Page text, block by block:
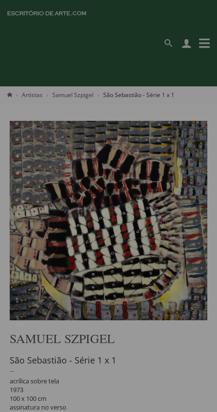
Artistas Samuel Szpigel São Sebastião - Série 1 x 1
SAMUEL SZPIGEL
São Sebastião - Série 1 x 1
acrílica sobre tela
1973
100 x 100 cm
assinatura no verso